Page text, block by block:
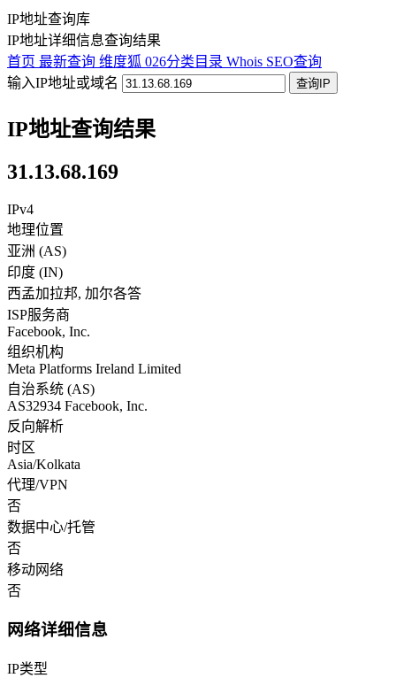
IP地址查询库
IP地址详细信息查询结果
首页 最新查询 维度狐 026分类目录 Whois SEO查询
输入IP地址或域名
查询IP
IP地址查询结果
31.13.68.169
IPv4
地理位置
亚洲 (AS)
印度 (IN)
西孟加拉邦, 加尔各答
ISP服务商
Facebook, Inc.
组织机构
Meta Platforms Ireland Limited
自治系统 (AS)
AS32934 Facebook, Inc.
反向解析
时区
Asia/Kolkata
代理/VPN
否
数据中心/托管
否
移动网络
否
网络详细信息
IP类型